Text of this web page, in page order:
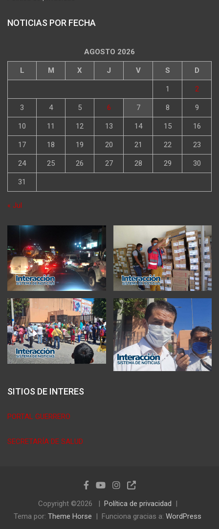
NOTICIAS POR FECHA
AGOSTO 2026
L M X J V S D
1 2
3 4 5 6 7 8 9
10 11 12 13 14 15 16
17 18 19 20 21 22 23
24 25 26 27 28 29 30
31
« Jul
SITIOS DE INTERES
PORTAL GUERRERO
SECRETARÍA DE SALUD
Copyright ©2026
Política de privacidad
Tema por: Theme Horse Funciona gracias a: WordPress